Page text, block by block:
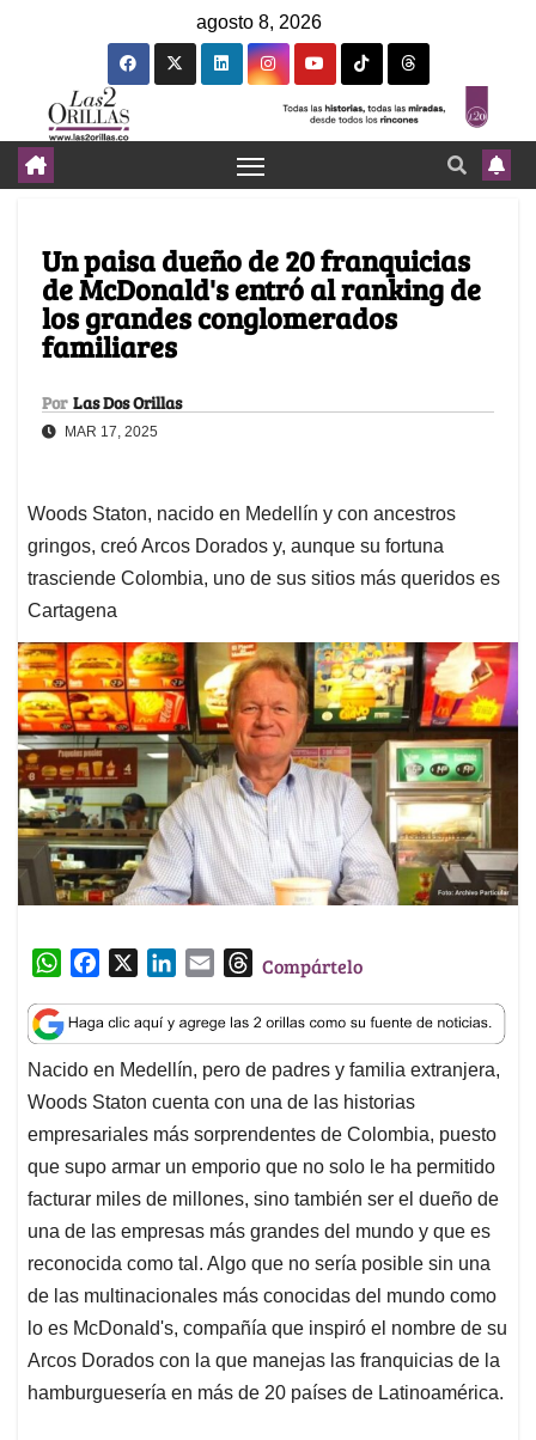
agosto 8, 2026
Un paisa dueño de 20 franquicias
de McDonald's entró al ranking de
los grandes conglomerados
familiares
Por Las Dos Orillas
MAR 17, 2025
Woods Staton, nacido en Medellín y con ancestros
gringos, creó Arcos Dorados y, aunque su fortuna
trasciende Colombia, uno de sus sitios más queridos es
Cartagena
W
a
t
s
A
p
p
c
e
b
o
o
k
n
k
e
d
I
n
a
i
l
T
r
e
a
d
s
Compártelo
Nacido en Medellín, pero de padres y familia extranjera,
Woods Staton cuenta con una de las historias
empresariales más sorprendentes de Colombia, puesto
que supo armar un emporio que no solo le ha permitido
facturar miles de millones, sino también ser el dueño de
una de las empresas más grandes del mundo y que es
reconocida como tal. Algo que no sería posible sin una
de las multinacionales más conocidas del mundo como
lo es McDonald's, compañía que inspiró el nombre de su
Arcos Dorados con la que manejas las franquicias de la
hamburguesería en más de 20 países de Latinoamérica.